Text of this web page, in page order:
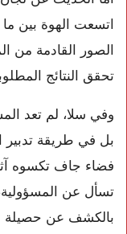
اتسعت الهوة بين
الصور القادمة من
تحقق النتائج
وفي سلا، لم تعد
بل في طريقة تدبير
فضاء جاف تكسوه
تسأل عن
بالكشف عن حصيلة